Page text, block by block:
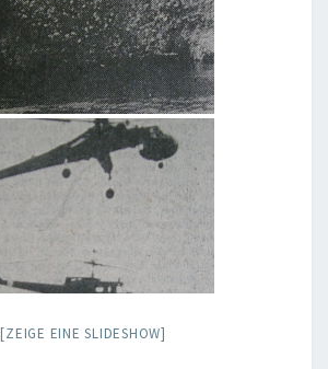
[ZEIGE EINE SLIDESHOW]